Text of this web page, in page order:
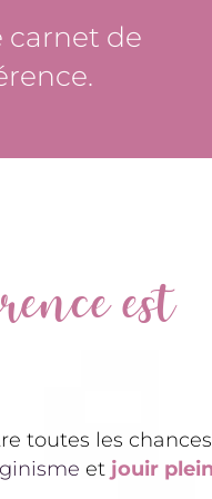
carnet de
est
toutes les
et jouir